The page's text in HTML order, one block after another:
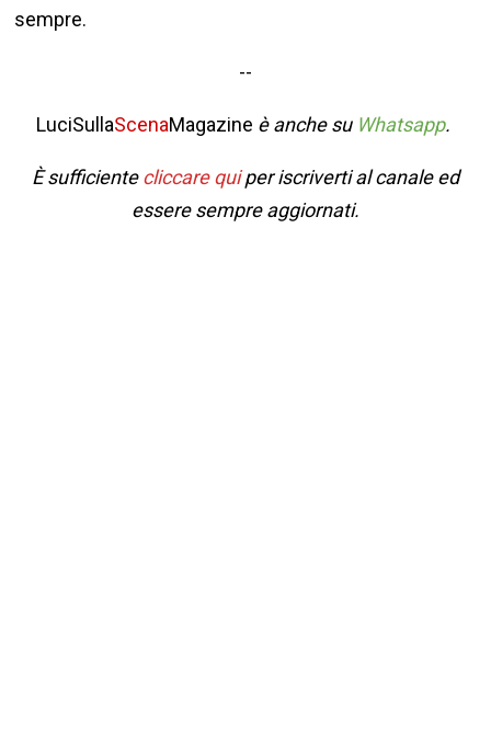
sempre.
--
LuciSullaScenaMagazine è anche su Whatsapp.
È sufficientecliccare quiper iscriverti al canale ed
essere sempre aggiornati.